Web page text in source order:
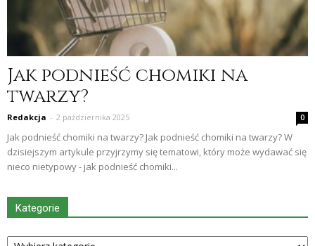
Jak podnieść chomiki na
twarzy?
Redakcja - 2 października 2025 0
Jak podnieść chomiki na twarzy? Jak podnieść chomiki na twarzy? W
dzisiejszym artykule przyjrzymy się tematowi, który może wydawać się
nieco nietypowy - jak podnieść chomiki...
Kategorie
Kategorie